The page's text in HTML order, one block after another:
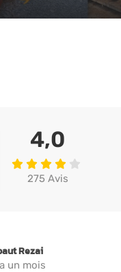
4,0
275 Avis
Rezai
un mois